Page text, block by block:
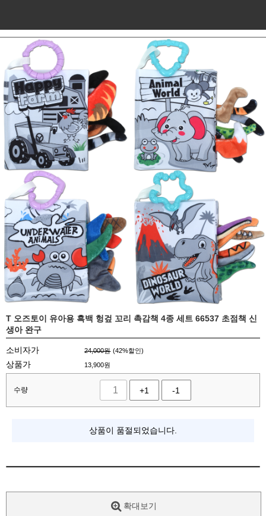
T 오즈토이 유아용 흑백 헝겊 꼬리 촉감책 4종 세트 66537 초점책 신
생아 완구
소비자가 24,000원 (42%할인)
상품가 13,900원
수량 +1 -1
상품이 품절되었습니다.
확대보기